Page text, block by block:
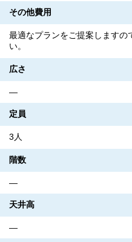
その他費用
最適なプランをご提案しますの
い。
広さ
―
定員
3人
階数
―
天井高
―